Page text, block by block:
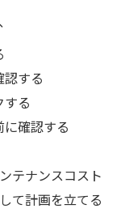
する
る
確認する
テナンスコスト
て計画を立てる